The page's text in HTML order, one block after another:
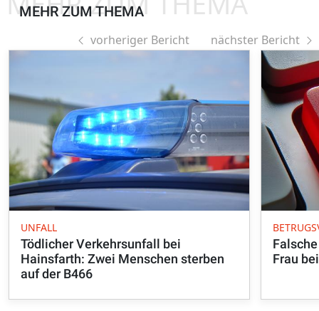
MEHR ZUM THEMA
vorheriger Bericht nächster Bericht
UNFALL
Tödlicher Verkehrsunfall bei
Hainsfarth: Zwei Menschen sterben
auf der B466
Frau